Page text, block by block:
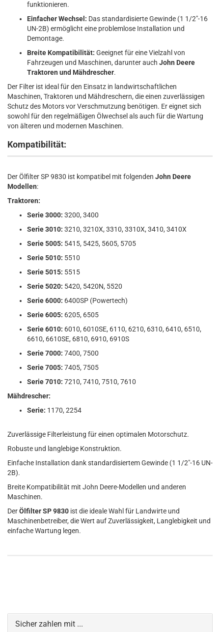
funktionieren.
Einfacher Wechsel: Das standardisierte Gewinde (1 1/2"-16
UN-2B) ermöglicht eine problemlose Installation und
Demontage.
Breite Kompatibilität: Geeignet für eine Vielzahl von
Fahrzeugen und Maschinen, darunter auch John Deere
Traktoren und Mähdrescher.
Der Filter ist ideal für den Einsatz in landwirtschaftlichen
Maschinen, Traktoren und Mähdreschern, die einen zuverlässigen
Schutz des Motors vor Verschmutzung benötigen. Er eignet sich
sowohl für den regelmäßigen Ölwechsel als auch für die Wartung
von älteren und modernen Maschinen.
Kompatibilität:
Der Ölfilter SP 9830 ist kompatibel mit folgenden John Deere
Modellen:
Traktoren:
Serie 3000: 3200, 3400
Serie 3010: 3210, 3210X, 3310, 3310X, 3410, 3410X
Serie 5005: 5415, 5425, 5605, 5705
Serie 5010: 5510
Serie 5015: 5515
Serie 5020: 5420, 5420N, 5520
Serie 6000: 6400SP (Powertech)
Serie 6005: 6205, 6505
Serie 6010: 6010, 6010SE, 6110, 6210, 6310, 6410, 6510,
6610, 6610SE, 6810, 6910, 6910S
Serie 7000: 7400, 7500
Serie 7005: 7405, 7505
Serie 7010: 7210, 7410, 7510, 7610
Mähdrescher:
Serie: 1170, 2254
Zuverlässige Filterleistung für einen optimalen Motorschutz.
Robuste und langlebige Konstruktion.
Einfache Installation dank standardisiertem Gewinde (1 1/2"-16 UN-
2B).
Breite Kompatibilität mit John Deere-Modellen und anderen
Maschinen.
DerÖlfilter SP 9830 ist die ideale Wahl für Landwirte und
Maschinenbetreiber, die Wert auf Zuverlässigkeit, Langlebigkeit und
einfache Wartung legen.
Sicher zahlen mit ...